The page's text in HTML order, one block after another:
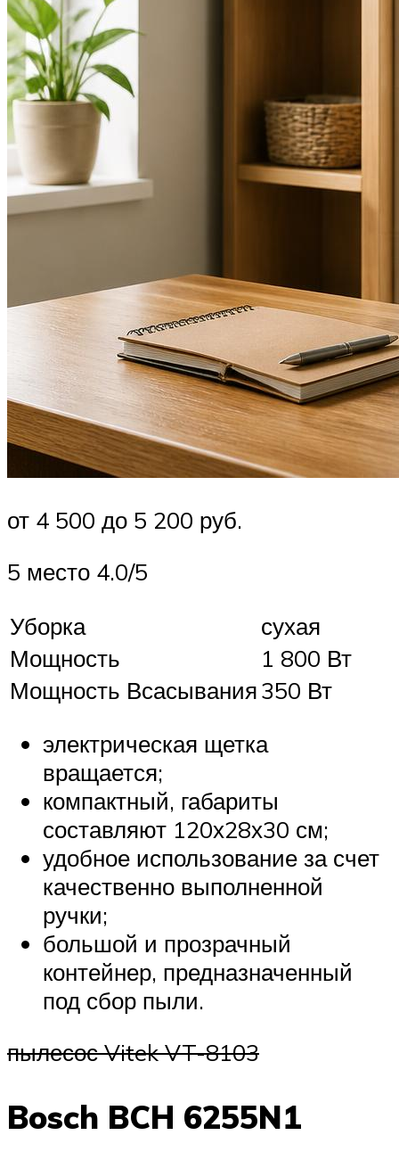
от 4 500 до 5 200 руб.
5 место 4.0/5
Уборка
сухая
Мощность
1 800 Вт
Мощность Всасывания350 Вт
электрическая щетка
вращается;
компактный, габариты
составляют 120х28х30 см;
удобное использование за счет
качественно выполненной
ручки;
большой и прозрачный
контейнер, предназначенный
под сбор пыли.
пылесос Vitek VT-8103
Bosch BCH 6255N1